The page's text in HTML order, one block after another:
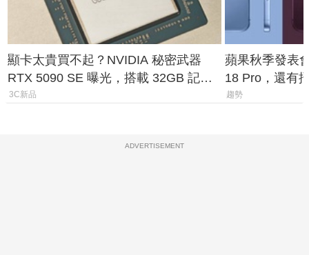
顯卡太貴買不起？NVIDIA 秘密武器
RTX 5090 SE 曝光，搭載 32GB 記憶
體
3C新品
蘋果秋季發表
18 Pro，還有
測一次看
趨勢
ADVERTISEMENT